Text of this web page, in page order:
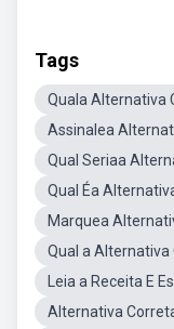
Tags
Quala Alternativa
Assinalea
Qual Seriaa
Qual Éa
Marquea
Qual a
Leia a Receita E
Alternativa